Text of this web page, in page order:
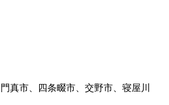
真市、四条畷市、交野市、寝屋川